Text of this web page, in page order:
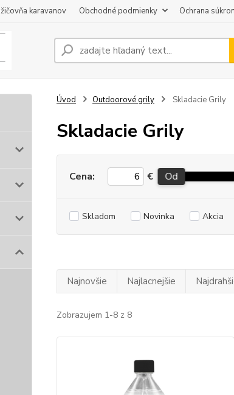
karavanov Obchodné podmienky Ochrana
Úvod Outdoorové grily Skladacie Grily
Skladacie Grily
Cena: € Od
Skladom Novinka Akcia
Najnovšie Najlacnejšie
Zobrazujem 1-8 z 8